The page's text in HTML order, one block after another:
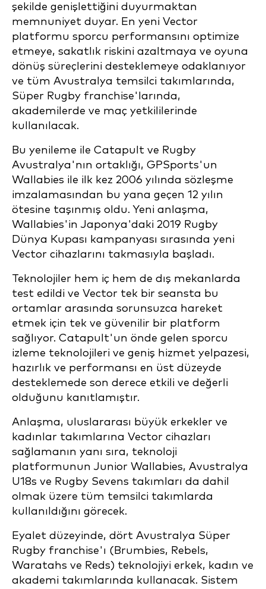
şekilde genişlettiğini duyurmaktan
memnuniyet duyar. En yeni Vector
platformu sporcu performansını optimize
etmeye, sakatlık riskini azaltmaya ve oyuna
dönüş süreçlerini desteklemeye odaklanıyor
ve tüm Avustralya temsilci takımlarında,
Süper Rugby franchise'larında,
akademilerde ve maç yetkililerinde
kullanılacak.
Bu yenileme ile Catapult ve Rugby
Avustralya'nın ortaklığı, GPSports'un
Wallabies ile ilk kez 2006 yılında sözleşme
imzalamasından bu yana geçen 12 yılın
ötesine taşınmış oldu. Yeni anlaşma,
Wallabies'in Japonya'daki 2019 Rugby
Dünya Kupası kampanyası sırasında yeni
Vector cihazlarını takmasıyla başladı.
Teknolojiler hem iç hem de dış mekanlarda
test edildi ve Vector tek bir seansta bu
ortamlar arasında sorunsuzca hareket
etmek için tek ve güvenilir bir platform
sağlıyor. Catapult'un önde gelen sporcu
izleme teknolojileri ve geniş hizmet yelpazesi,
hazırlık ve performansı en üst düzeyde
desteklemede son derece etkili ve değerli
olduğunu kanıtlamıştır.
Anlaşma, uluslararası büyük erkekler ve
kadınlar takımlarına Vector cihazları
sağlamanın yanı sıra, teknoloji
platformunun Junior Wallabies, Avustralya
U18s ve Rugby Sevens takımları da dahil
olmak üzere tüm temsilci takımlarda
kullanıldığını görecek.
Eyalet düzeyinde, dört Avustralya Süper
Rugby franchise'ı (Brumbies, Rebels,
Waratahs ve Reds) teknolojiyi erkek, kadın ve
akademi takımlarında kullanacak. Sistem